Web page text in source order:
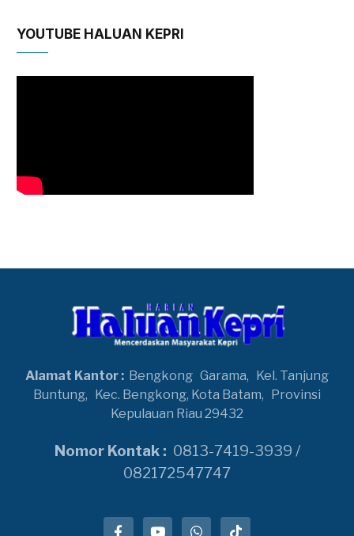
YOUTUBE HALUAN KEPRI
Alamat Kantor : Bengkong Garama,
Kel. Tanjung
Buntung,
Kec. Bengkong, Kota Batam,
Provinsi
Kepulauan Riau 29432
Nomor Kontak : 0813-7419-3939 /
082172547747